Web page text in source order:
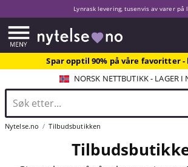
Lynrask levering, tusenvis av varer på
Spar opptil 90% på våre favoritter
NORSK NETTBUTIKK - LAGER I
Nytelse.no Tilbudsbutikken